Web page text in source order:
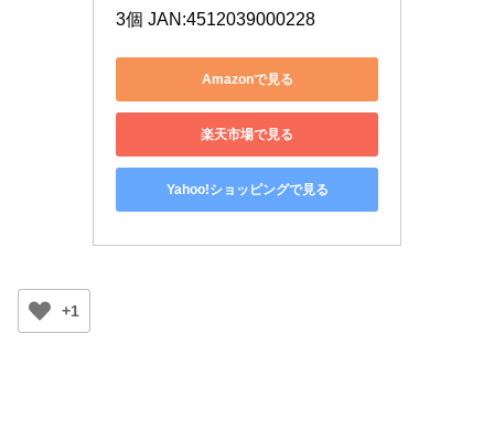
3個 JAN:4512039000228
Amazonで見る
楽天市場で見る
Yahoo!ショッピングで見る
+1